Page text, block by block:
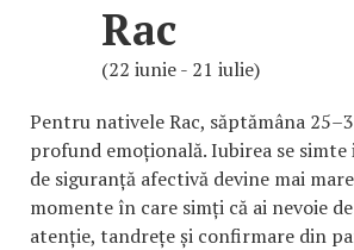
Rac
(22 iunie - 21 iulie)
Pentru nativele Rac, săptămâna
profund emoțională. Iubirea se
de siguranță afectivă devine mai
momente în care simți că ai nevoie
atenție, tandrețe și confirmare din